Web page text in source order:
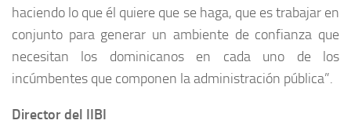
haciendo lo que él quiere que se haga, que es trabajar en
conjunto para generar un ambiente de confianza que
necesitan los dominicanos en cada uno de los
incúmbentes que componen la administración pública”.
Director del IIBI